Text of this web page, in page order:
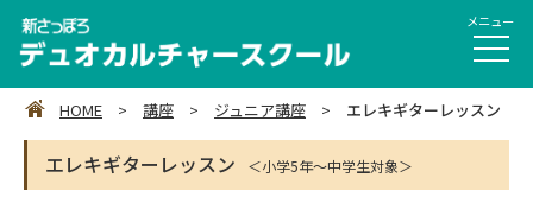
HOME > 講座 > ジュニア講座 > エレキギターレッスン
エレキギターレッスン ＜小学5年～中学生対象＞